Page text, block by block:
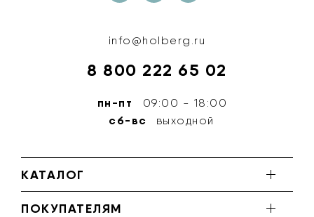
info@holberg.ru
8 800 222 65 02
пн-пт 09:00 - 18:00
сб-вс выходной
КАТАЛОГ
ПОКУПАТЕЛЯМ